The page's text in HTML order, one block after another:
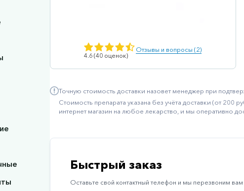
4.6 (40 оценок)
Отзывы и вопросы (2)
Точную стоимость доставки назовет менеджер при
Стоимость препарата указана без учёта доставки (от
интернет магазин на любое лекарство, и мы оперативно
Быстрый заказ
Оставьте свой контактный телефон и мы перезвоним вам